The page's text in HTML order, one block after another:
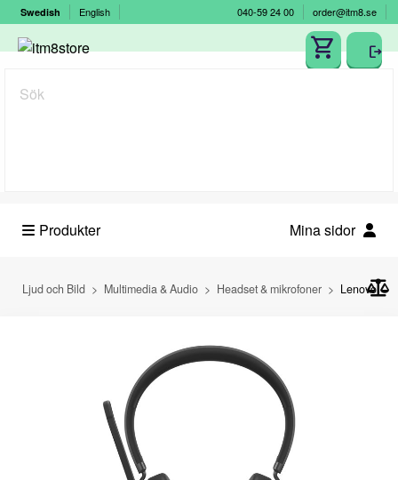
040-59 24 00 order@itm8.se
Swedish English
Sök
Produkter Mina sidor
Ljud och Bild Multimedia & Audio Headset & mikrofoner Lenovo